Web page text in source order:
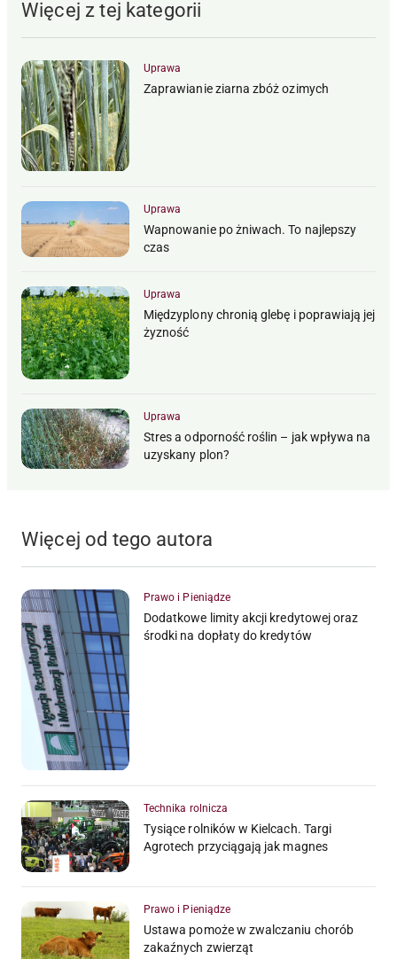
Więcej z tej kategorii
Uprawa
Zaprawianie ziarna zbóż ozimych
Uprawa
Wapnowanie po żniwach. To najlepszy
czas
Uprawa
Międzyplony chronią glebę i poprawiają jej
żyzność
Uprawa
Stres a odporność roślin – jak wpływa na
uzyskany plon?
Więcej od tego autora
Prawo i Pieniądze
Dodatkowe limity akcji kredytowej oraz
środki na dopłaty do kredytów
Technika rolnicza
Tysiące rolników w Kielcach. Targi
Agrotech przyciągają jak magnes
Prawo i Pieniądze
Ustawa pomoże w zwalczaniu chorób
zakaźnych zwierząt